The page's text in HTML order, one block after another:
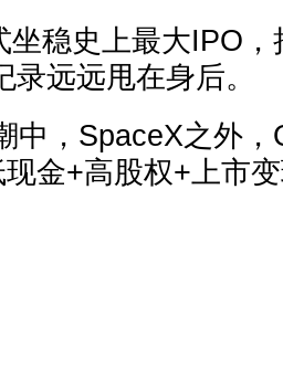
坐稳史上最大IPO
远远甩在身后。
中，SpaceX之外
金+高股权+上市